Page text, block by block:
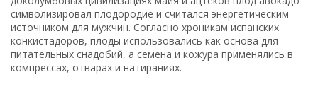
символизировал плодородие и считался энергетическим
источником для мужчин. Согласно хроникам испанских
конкистадоров, плоды использовались как основа для
питательных снадобий, а семена и кожура применялись в
компрессах, отварах и натираниях.